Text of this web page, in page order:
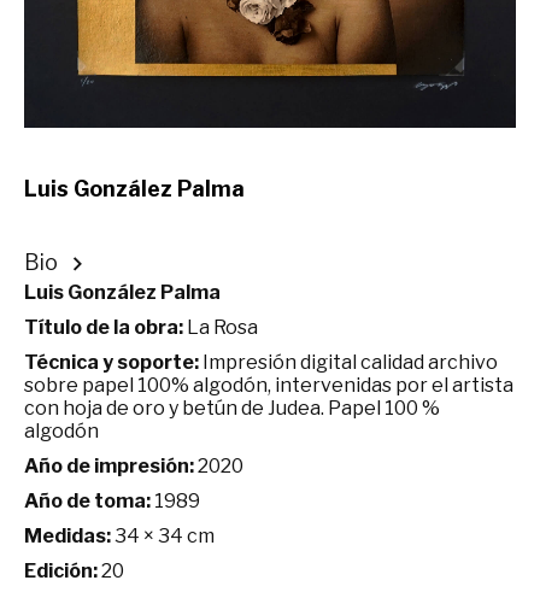
Luis González Palma
Bio
Luis González Palma
Título de la obra: La Rosa
Técnica y soporte: Impresión digital calidad archivo
sobre papel 100% algodón, intervenidas por el artista
con hoja de oro y betún de Judea. Papel 100 %
algodón
Año de impresión:2020
Año de toma: 1989
Medidas:34 × 34 cm
Edición:20